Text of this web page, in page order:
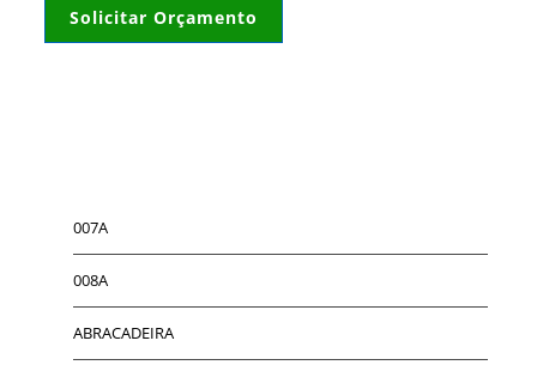
Solicitar Orçamento
007A
008A
ABRACADEIRA